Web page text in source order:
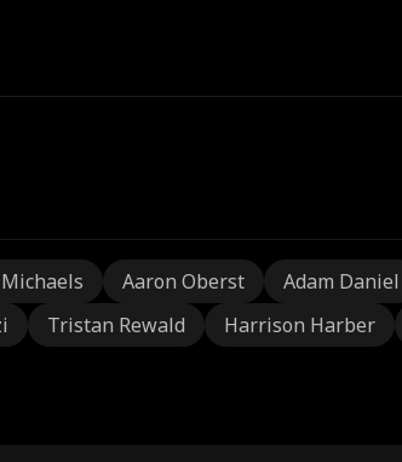
Michaels Aaron Oberst Adam Daniel
Tristan Rewald Harrison Harber